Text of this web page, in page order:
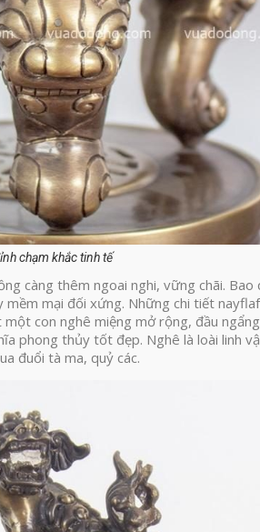
chạm khắc tinh tế
càng thêm ngoai nghi, vững chãi. Bao
mềm mại đối xứng. Những chi tiết
con nghê miệng mở rộng, đầu
phong thủy tốt đẹp. Nghê là loài linh
đuổi tà ma, quỷ các.